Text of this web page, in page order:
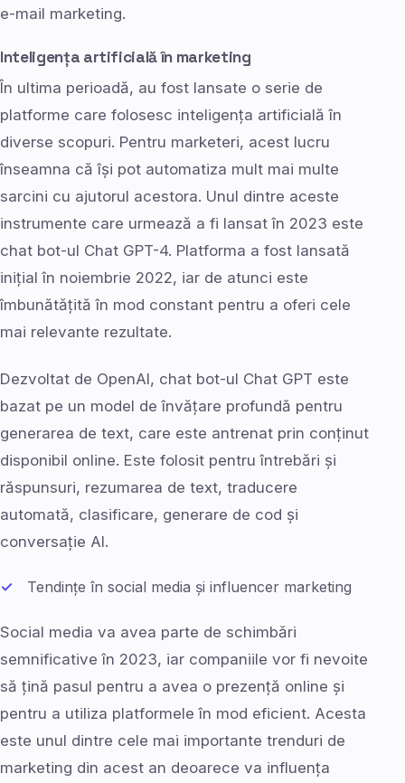
e-mail marketing.
Inteligența artificială în marketing
În ultima perioadă, au fost lansate o serie de
platforme care folosesc inteligența artificială în
diverse scopuri. Pentru marketeri, acest lucru
înseamna că își pot automatiza mult mai multe
sarcini cu ajutorul acestora. Unul dintre aceste
instrumente care urmează a fi lansat în 2023 este
chat bot-ul Chat GPT-4. Platforma a fost lansată
inițial în noiembrie 2022, iar de atunci este
îmbunătățită în mod constant pentru a oferi cele
mai relevante rezultate.
Dezvoltat de OpenAI, chat bot-ul Chat GPT este
bazat pe un model de învățare profundă pentru
generarea de text, care este antrenat prin conținut
disponibil online. Este folosit pentru întrebări și
răspunsuri, rezumarea de text, traducere
automată, clasificare, generare de cod și
conversație AI.
Tendințe în social media și influencer marketing
Social media va avea parte de schimbări
semnificative în 2023, iar companiile vor fi nevoite
să țină pasul pentru a avea o prezență online și
pentru a utiliza platformele în mod eficient. Acesta
este unul dintre cele mai importante trenduri de
marketing din acest an deoarece va influența